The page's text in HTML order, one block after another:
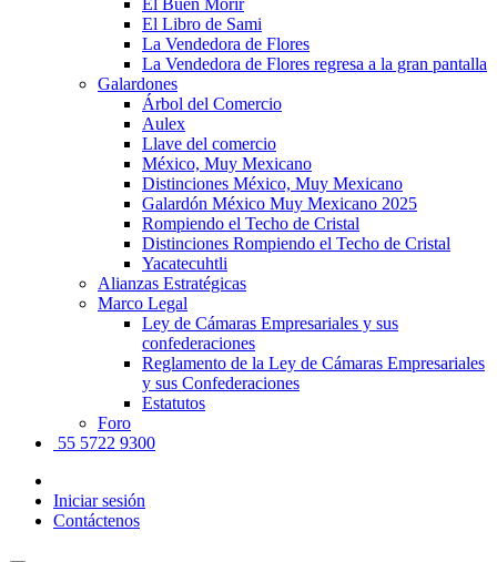
El Libro de Sami
La Vendedora de Flores
La Vendedora de Flores regresa a la gran pantalla
Galardones
Árbol del Comercio
Aulex
Llave del comercio
México, Muy Mexicano
Distinciones México, Muy Mexicano
Galardón México Muy Mexicano 2025
Rompiendo el Techo de Cristal
Distinciones Rompiendo el Techo de Cristal
Yacatecuhtli
Alianzas Estratégicas
Marco Legal
Ley de Cámaras Empresariales y sus
confederaciones
Reglamento de la Ley de Cámaras Empresariales
y sus Confederaciones
Estatutos
Foro
55 5722 9300
Iniciar sesión
Contáctenos